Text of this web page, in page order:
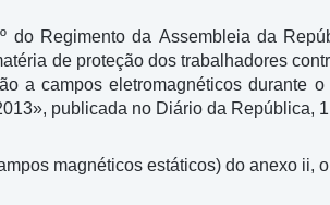
do Regimento da Assembleia da
de proteção dos trabalhadores
a campos eletromagnéticos durante
publicada no Diário da República,
magnéticos estáticos) do anexo ii,